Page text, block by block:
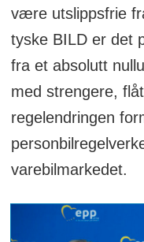
være utslippsfrie
tyske BILD er det
fra et absolutt
med strengere,
regelendringen
varebilmarkedet.